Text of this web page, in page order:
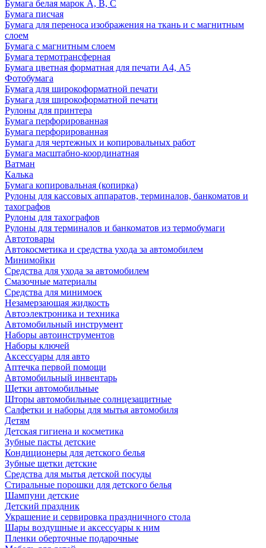
Бумага белая марок А, В, С
Бумага писчая
Бумага для переноса изображения на ткань и с магнитным
слоем
Бумага с магнитным слоем
Бумага термотрансферная
Бумага цветная форматная для печати А4, А5
Фотобумага
Бумага для широкоформатной печати
Бумага для широкоформатной печати
Рулоны для принтера
Бумага перфорированная
Бумага перфорированная
Бумага для чертежных и копировальных работ
Бумага масштабно-координатная
Ватман
Калька
Бумага копировальная (копирка)
Рулоны для кассовых аппаратов, терминалов, банкоматов и
тахографов
Рулоны для тахографов
Рулоны для терминалов и банкоматов из термобумаги
Автотовары
Автокосметика и средства ухода за автомобилем
Минимойки
Средства для ухода за автомобилем
Смазочные материалы
Средства для минимоек
Незамерзающая жидкость
Автоэлектроника и техника
Автомобильный инструмент
Наборы автоинструментов
Наборы ключей
Аксессуары для авто
Аптечка первой помощи
Автомобильный инвентарь
Щетки автомобильные
Шторы автомобильные солнцезащитные
Салфетки и наборы для мытья автомобиля
Детям
Детская гигиена и косметика
Зубные пасты детские
Кондиционеры для детского белья
Зубные щетки детские
Средства для мытья детской посуды
Стиральные порошки для детского белья
Шампуни детские
Детский праздник
Украшение и сервировка праздничного стола
Шары воздушные и аксессуары к ним
Пленки оберточные подарочные